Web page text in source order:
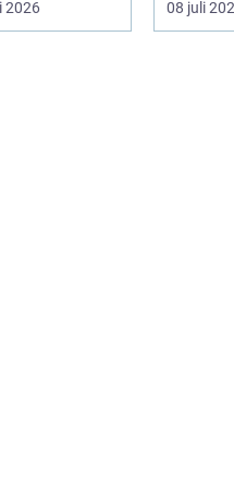
2026
i huv...
08 juli